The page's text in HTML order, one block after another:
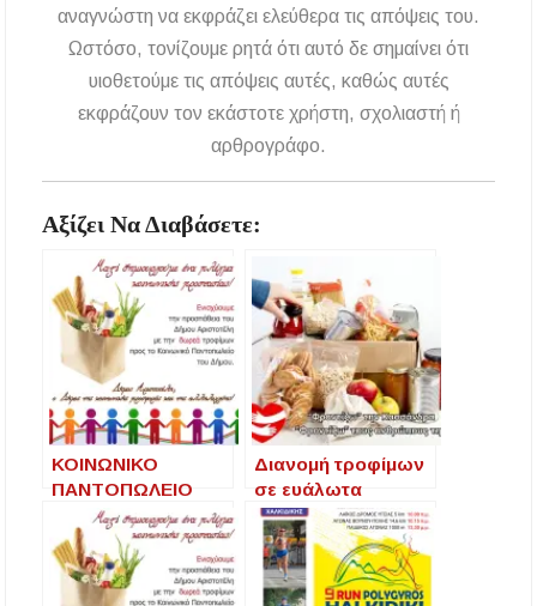
αναγνώστη να εκφράζει ελεύθερα τις απόψεις του.
Ωστόσο, τονίζουμε ρητά ότι αυτό δε σημαίνει ότι
υιοθετούμε τις απόψεις αυτές, καθώς αυτές
εκφράζουν τον εκάστοτε χρήστη, σχολιαστή ή
αρθρογράφο.
Αξίζει Να Διαβάσετε:
ΚΟΙΝΩΝΙΚΟ
ΠΑΝΤΟΠΩΛΕΙΟ
ΔΗΜΟΥ
ΑΡΙΣΤΟΤΕΛΗ-
ΔΙΑΝΟΜΗ
ΤΡΟΦΙΜΩΝ
Διανομή τροφίμων
σε ευάλωτα
νοικοκυριά από τον
Δήμο Κασσάνδρας
ενόψει Πάσχα